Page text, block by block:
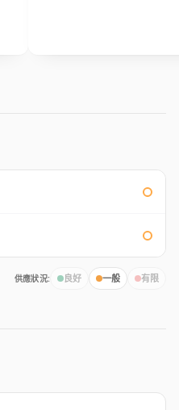
供應狀況: 良好 一般 有限